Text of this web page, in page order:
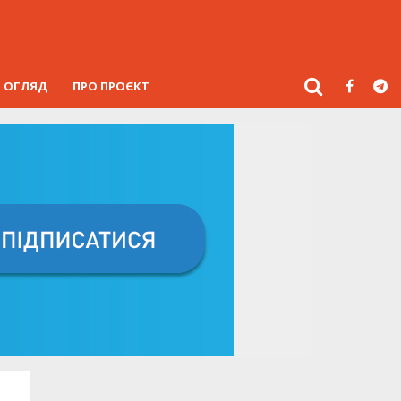
ОГЛЯД ПРО ПРОЄКТ